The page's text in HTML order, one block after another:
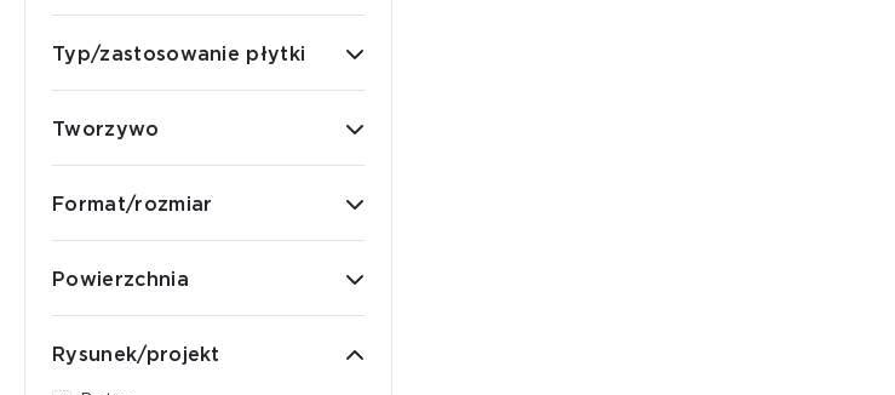
Typ/zastosowanie płytki
Tworzywo
Format/rozmiar
Powierzchnia
Rysunek/projekt